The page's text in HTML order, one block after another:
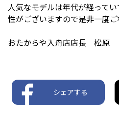
人気なモデルは年代が経って
性がございますので是非一度ご
おたからや入舟店店長 松原
シェアする